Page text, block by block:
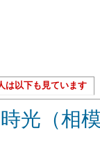
は以下も見ています
時光（相